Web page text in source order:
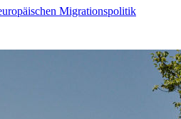
Migrationspolitik